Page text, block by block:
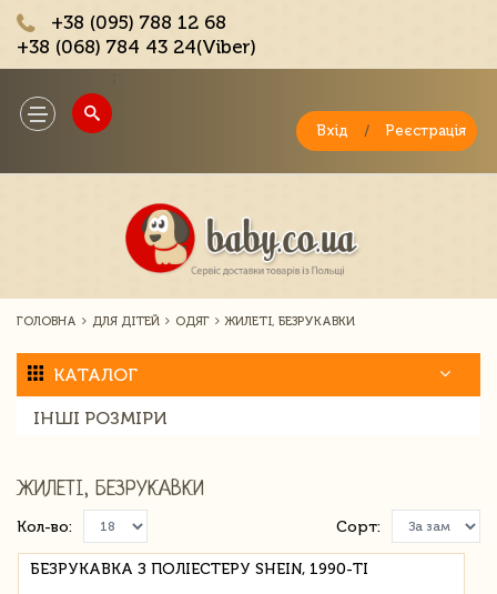
+38 (095) 788 12 68
+38 (068) 784 43 24(Viber)
Toggle
navigation
Вхід / Реєстрація
ГОЛОВНА ДЛЯ ДІТЕЙ ОДЯГ ЖИЛЕТІ, БЕЗРУКАВКИ
КАТАЛОГ
ІНШІ РОЗМІРИ
ЖИЛЕТІ, БЕЗРУКАВКИ
Кол-во: Сорт:
БЕЗРУКАВКА З ПОЛІЕСТЕРУ SHEIN, 1990-ТІ